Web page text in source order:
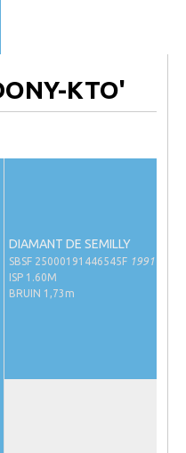
KTO'
DIAMANT DE SEMILLY
SBSF 25000191446545F 1991
ISP 1.60M
BRUIN 1,73m